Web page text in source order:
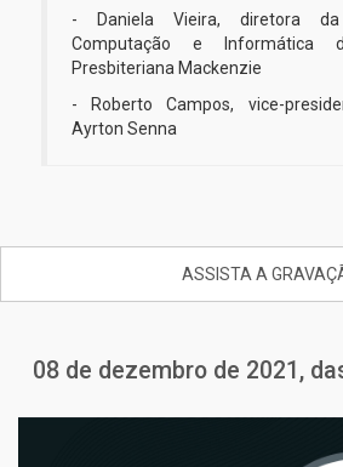
- Daniela Vieira, diretora
Computação e Informática
Presbiteriana Mackenzie
- Roberto Campos, vice-
Ayrton Senna
ASSISTA A
08 de dezembro de 2021,